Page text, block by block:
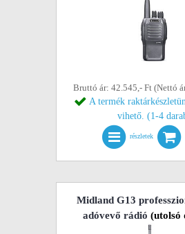
Bruttó ár: 42.545,- Ft (Nettó
A termék
vihető. (1-4
részletek
Midland G13
adóvevő rádió (utolsó